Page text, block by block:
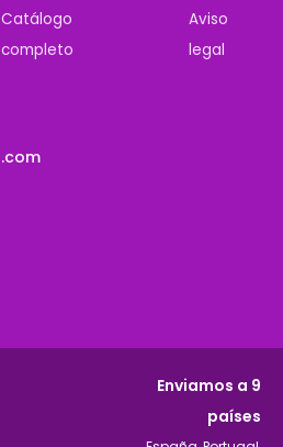
Catálogo
completo
Aviso
legal
Enviamos a 9
países